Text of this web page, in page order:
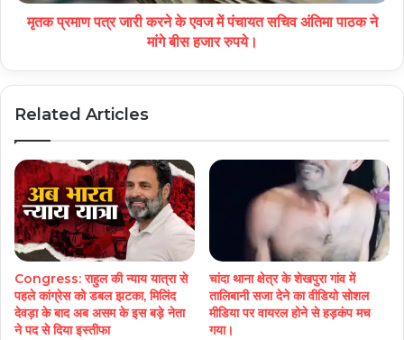
मृतक प्रमाण पत्र जारी करने के एवज में पंचायत सचिव अंतिमा पाठक ने
मांगे बीस हजार रुपये।
Related Articles
Congress: राहुल की न्याय यात्रा से
पहले कांग्रेस को डबल झटका, मिलिंद
देवड़ा के बाद अब असम के इस बड़े नेता
ने पद से दिया इस्तीफा
चांदा थाना क्षेत्र के शेखपुरा गांव में
तालिबानी सजा देने का वीडियो सोशल
मीडिया पर वायरल होने से हड़कंप मच
गया।